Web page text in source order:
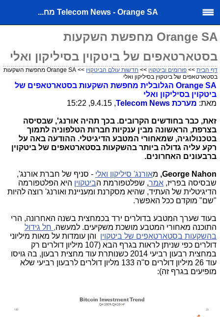
Telecom News - Orange SA מח...
Orange SA מחפשת השקעות
בסטארטאפים של ביטקוין בסיליקון ואלי
דף הבית >> פורומים וביטקוין >> חדשות עולם הביטקוין
>> Orange SA מחפשת השקעות
בסטארטאפים של ביטקוין בסיליקון ואלי
Orange SA הגלובלית מחפשת השקעות בסטארטאפים של
ביטקוין בסיליקון ואלי
מאת: מערכת Telecom News
, 9.4.15, 15:22
זאת, כבר בחודשים הקרובים. בכך תהיה אורנג', שבסיסה
בצרפת, הראשונה מבין ענקיות חברות הטלפוניה לתמוך
בטכנולוגיה, שמאחורי המטבע הדיגיטלי. ההודעה באה על
רקע עליה גדולה ביותר בהשקעות בסטארטאפים של ביטקוין
ברבעונים האחרונים.
George Nahon
, מאורנג' סיליקון ואלי - סניף של חברת אורנג',
שבסיסה בפריז, אמר, שפלטפורמת הביטקוין היא הפלטפורמה
הדיגיטלית של העתיד, שהיא מסקרנת ומעניינת ואורנג' רוצה להיות
"שם" מוקדם ככל האפשר.
בעוד שערך המטבע בדולרים ירד בכמחצית בשנה האחרונה, הרי
התוכנה מאחורי המטבע מושכת משקיעים. למעשה, חל גידול
בהשקעות בסטארטאפים של ביטקוין והן עומדות על מאות מיליוני
דולרים כפי שניתן לראות בגרף הבא (107 מיליון דולרים רק
במחצית רבעון רביעי 2014 כשנותרת עוד מחצית רבעון, בה גויסו
עוד 26 מיליון דולרים ס"ה 133 מליון דולרים לרבעון רביעי שלא
מופיעים בגרף זה):